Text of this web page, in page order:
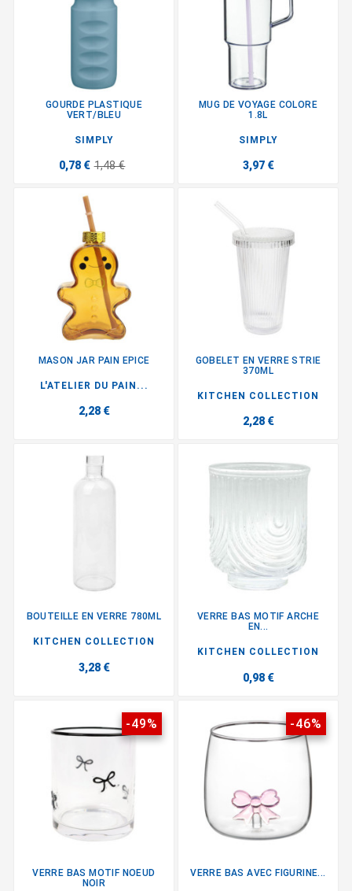
GOURDE PLASTIQUE
VERT/BLEU
SIMPLY
0,78 € 1,48 €
MUG DE VOYAGE COLORE
1.8L
SIMPLY
3,97 €
MASON JAR PAIN EPICE
L'ATELIER DU PAIN...
2,28 €
GOBELET EN VERRE STRIE
370ML
KITCHEN COLLECTION
2,28 €
BOUTEILLE EN VERRE 780ML
KITCHEN COLLECTION
3,28 €
VERRE BAS MOTIF ARCHE
EN...
KITCHEN COLLECTION
0,98 €
-49%
VERRE BAS MOTIF NOEUD
NOIR
-46%
VERRE BAS AVEC FIGURINE...